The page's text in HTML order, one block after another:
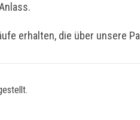
erhalten, die über unsere